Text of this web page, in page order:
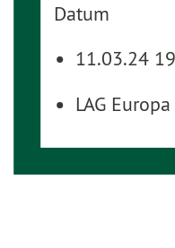
Datum
11.03.24
LAG Europa